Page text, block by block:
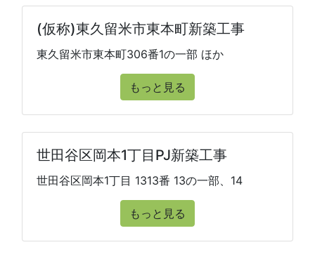
(仮称)東久留米市東本町新築工事
東久留米市東本町306番1の一部 ほか
もっと見る
世田谷区岡本1丁目PJ新築工事
世田谷区岡本1丁目 1313番 13の一部、14
もっと見る